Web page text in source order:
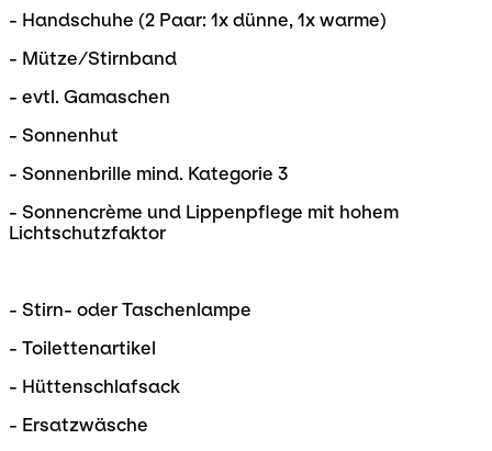
- Handschuhe (2 Paar: 1x dünne, 1x warme)
- Mütze/Stirnband
- evtl. Gamaschen
- Sonnenhut
- Sonnenbrille mind. Kategorie 3
- Sonnencrème und Lippenpflege mit hohem
Lichtschutzfaktor
- Stirn- oder Taschenlampe
- Toilettenartikel
- Hüttenschlafsack
- Ersatzwäsche